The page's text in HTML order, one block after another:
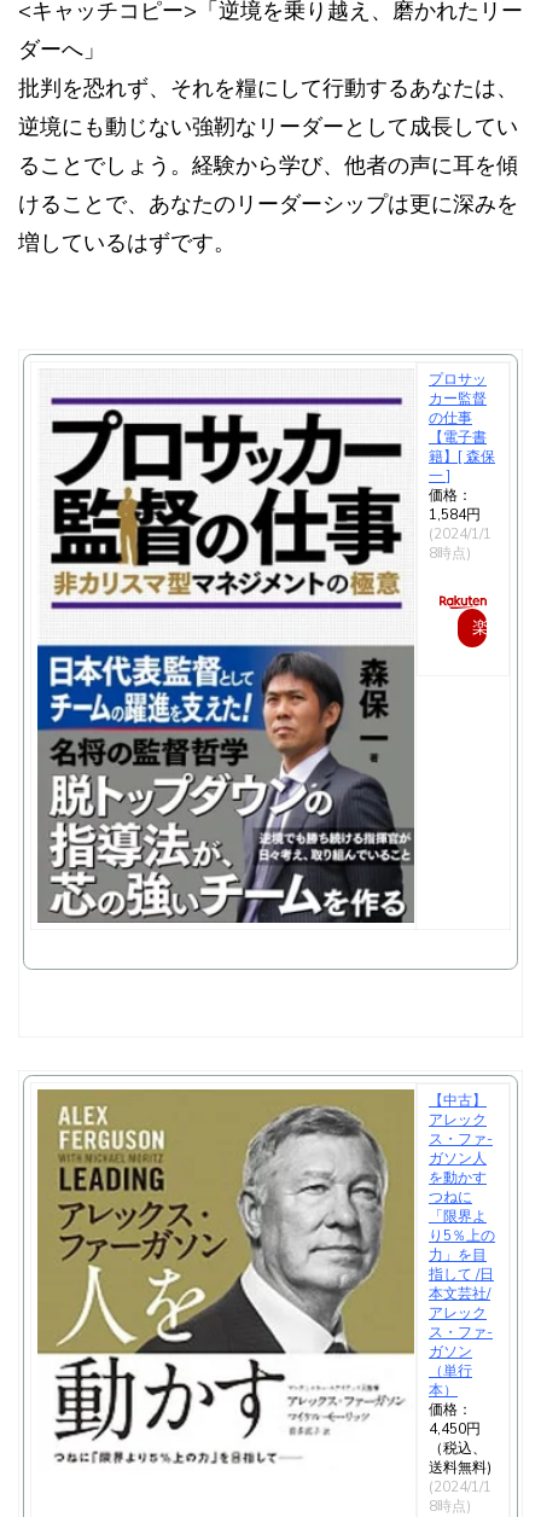
<キャッチコピー>「逆境を乗り越え、磨かれたリー
ダーへ」
批判を恐れず、それを糧にして行動するあなたは、
逆境にも動じない強靭なリーダーとして成長してい
ることでしょう。経験から学び、他者の声に耳を傾
けることで、あなたのリーダーシップは更に深みを
増しているはずです。
プロサッ
カー監督
の仕事
【電子書
籍】[ 森保
一 ]
価格：
1,584円
(2024/1/1
8時点)
楽
【中古】
アレック
ス・ファ-
ガソン人
を動かす
つねに
「限界よ
り5％上の
力」を目
指して /日
本文芸社/
アレック
ス・ファ-
ガソン
（単行
本）
価格：
4,450円
（税込、
送料無料)
(2024/1/1
8時点)